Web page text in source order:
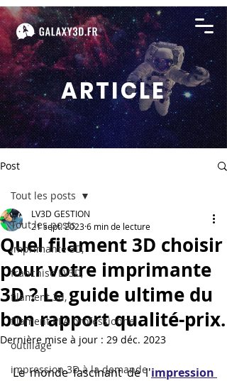
ARTICLE
Post
Tout les posts
imprimante 3D,
franchise LV3D,
filament 3d,
filament PLA professionnel
outillage
impression 3D à la demande
Tout les posts
Quel filament 3D choisir
pour votre imprimante
3D ? Le guide ultime du
bon rapport qualité-prix.
LV3D GESTION
21 sept. 20236 min de lecture
Dernière mise à jour : 29 déc. 2023
Le monde fascinant de l'impression